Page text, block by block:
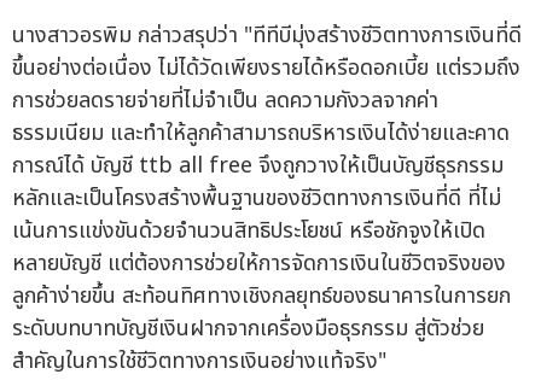
นางสาวอรพิม กล่าวสรุปว่า "ทีทีบีมุ่งสร้างชีวิตทางการเงินที่ดี
ขึ้นอย่างต่อเนื่อง ไม่ได้วัดเพียงรายได้หรือดอกเบี้ย แต่รวมถึง
การช่วยลดรายจ่ายที่ไม่จำเป็น ลดความกังวลจากค่า
ธรรมเนียม และทำให้ลูกค้าสามารถบริหารเงินได้ง่ายและคาด
การณ์ได้ บัญชี ttb all free จึงถูกวางให้เป็นบัญชีธุรกรรม
หลักและเป็นโครงสร้างพื้นฐานของชีวิตทางการเงินที่ดี ที่ไม่
เน้นการแข่งขันด้วยจำนวนสิทธิประโยชน์ หรือชักจูงให้เปิด
หลายบัญชี แต่ต้องการช่วยให้การจัดการเงินในชีวิตจริงของ
ลูกค้าง่ายขึ้น สะท้อนทิศทางเชิงกลยุทธ์ของธนาคารในการยก
ระดับบทบาทบัญชีเงินฝากจากเครื่องมือธุรกรรม สู่ตัวช่วย
สำคัญในการใช้ชีวิตทางการเงินอย่างแท้จริง"